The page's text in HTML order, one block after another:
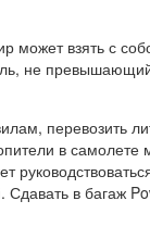
может взять с
не
перевозить
в самолете
Сдавать в багаж